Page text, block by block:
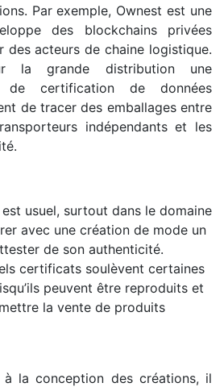
Par exemple, Ownest est une
des blockchains privées
des acteurs de chaine logistique.
la grande distribution une
de certification de données
de tracer des emballages entre
indépendants et les
est usuel, surtout dans le domaine
avec une création de mode un
de son authenticité.
certificats soulèvent certaines
peuvent être reproduits et
la vente de produits
à la conception des créations, il